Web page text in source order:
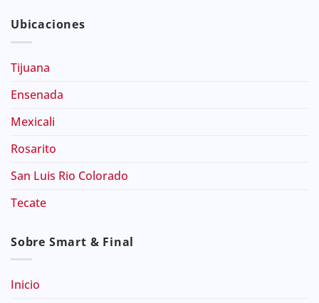
Ubicaciones
Tijuana
Ensenada
Mexicali
Rosarito
San Luis Rio Colorado
Tecate
Sobre Smart & Final
Inicio